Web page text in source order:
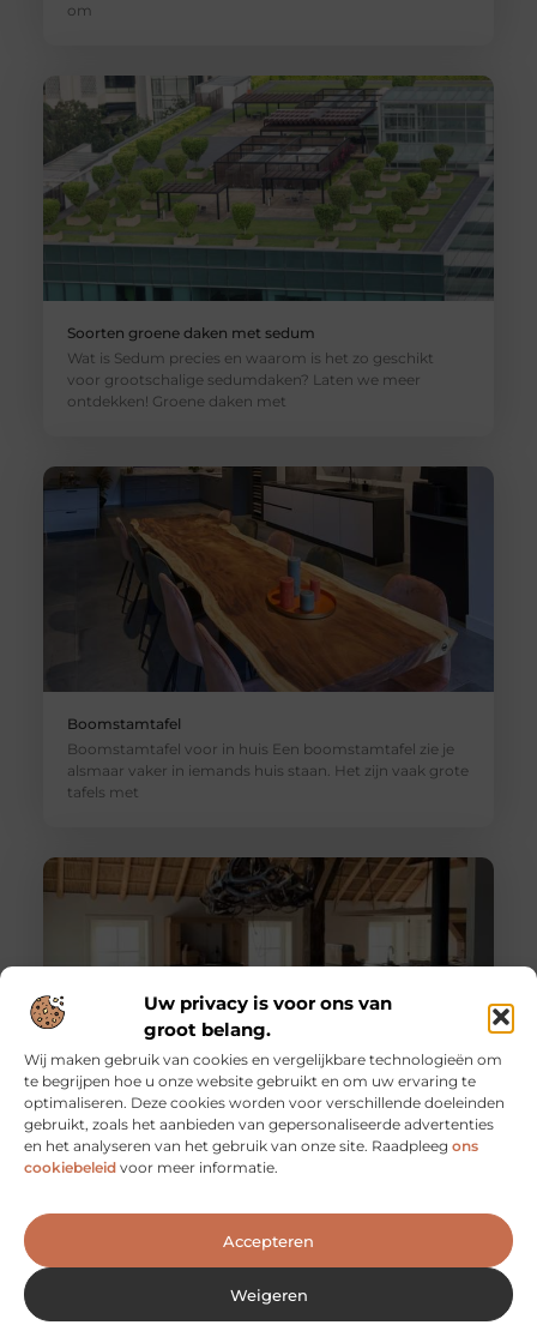
Uw privacy is voor ons van
groot belang.
Wij maken gebruik van cookies en vergelijkbare technologieën om
te begrijpen hoe u onze website gebruikt en om uw ervaring te
optimaliseren. Deze cookies worden voor verschillende doeleinden
gebruikt, zoals het aanbieden van gepersonaliseerde advertenties
en het analyseren van het gebruik van onze site. Raadpleeg ons
cookiebeleid voor meer informatie.
Accepteren
Weigeren
om
Soorten groene daken met sedum
Wat is Sedum precies en waarom is het zo geschikt
voor grootschalige sedumdaken? Laten we meer
ontdekken! Groene daken met
Boomstamtafel
Boomstamtafel voor in huis Een boomstamtafel zie je
alsmaar vaker in iemands huis staan. Het zijn vaak grote
tafels met
Boomstamtafels
Heeft u weleens gehoord van boomstamtafels? Bent u
benieuwd wat een boomstamtafel is? Of bent u op zoek